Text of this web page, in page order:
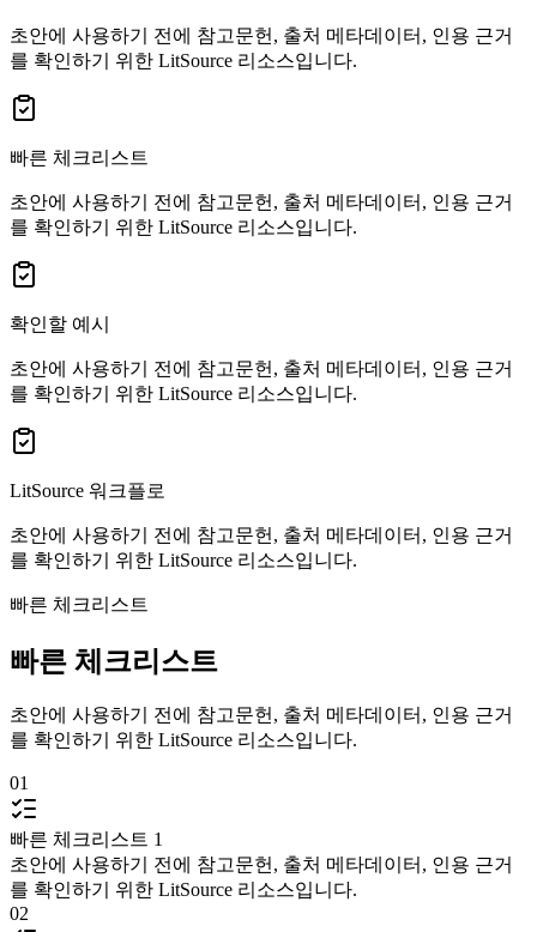
초안에 사용하기 전에 참고문헌, 출처 메타데이터, 인용 근거
를 확인하기 위한 LitSource 리소스입니다.
빠른 체크리스트
초안에 사용하기 전에 참고문헌, 출처 메타데이터, 인용 근거
를 확인하기 위한 LitSource 리소스입니다.
확인할 예시
초안에 사용하기 전에 참고문헌, 출처 메타데이터, 인용 근거
를 확인하기 위한 LitSource 리소스입니다.
LitSource 워크플로
초안에 사용하기 전에 참고문헌, 출처 메타데이터, 인용 근거
를 확인하기 위한 LitSource 리소스입니다.
빠른 체크리스트
빠른 체크리스트
초안에 사용하기 전에 참고문헌, 출처 메타데이터, 인용 근거
를 확인하기 위한 LitSource 리소스입니다.
01
빠른 체크리스트 1
초안에 사용하기 전에 참고문헌, 출처 메타데이터, 인용 근거
를 확인하기 위한 LitSource 리소스입니다.
02